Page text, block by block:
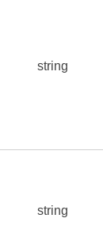
string
string